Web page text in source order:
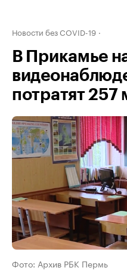
Новости без COVID-19
В Прикамье
потратят 257
Фото: Архив РБК Пермь